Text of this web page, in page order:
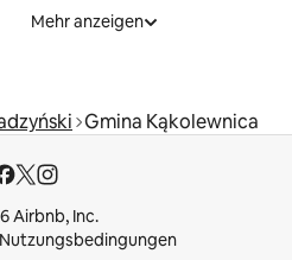
Mehr anzeigen
Gmina Kąkolewnica
Airbnb, Inc.
Nutzungsbedingungen